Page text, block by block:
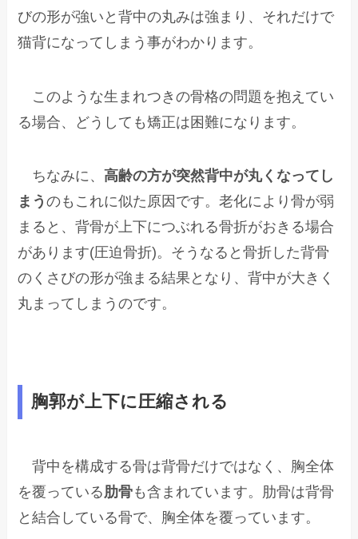
びの形が強いと背中の丸みは強まり、それだけで
猫背になってしまう事がわかります。
このような生まれつきの骨格の問題を抱えてい
る場合、どうしても矯正は困難になります。
ちなみに、 高齢の方が突然背中が丸くなってし
まうのもこれに似た原因です。老化により骨が弱
まると、背骨が上下につぶれる骨折がおきる場合
があります(圧迫骨折)。そうなると骨折した背骨
のくさびの形が強まる結果となり、背中が大きく
丸まってしまうのです。
胸郭が上下に圧縮される
背中を構成する骨は背骨だけではなく、胸全体
を覆っている肋骨も含まれています。肋骨は背骨
と結合している骨で、胸全体を覆っています。